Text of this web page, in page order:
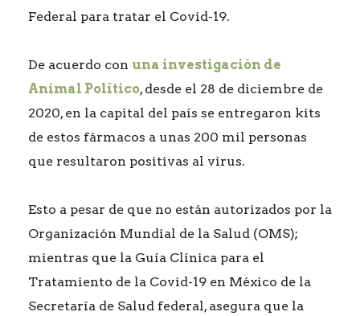
Federal para tratar el Covid-19.
De acuerdo con una investigación de
Animal Político, desde el 28 de diciembre de
2020, en la capital del país se entregaron kits
de estos fármacos a unas 200 mil personas
que resultaron positivas al virus.
Esto a pesar de que no están autorizados por la
Organización Mundial de la Salud (OMS);
mientras que la Guía Clínica para el
Tratamiento de la Covid-19 en México de la
Secretaría de Salud federal, asegura que la